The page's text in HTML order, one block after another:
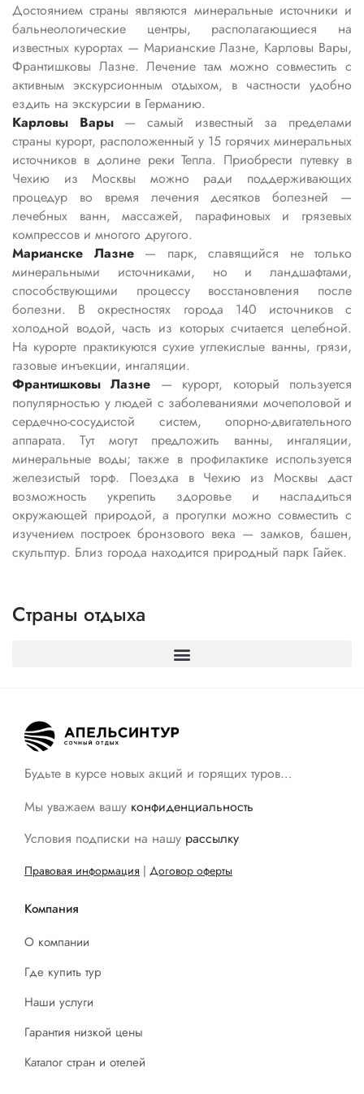
Достоянием страны являются минеральные источники и
бальнеологические центры, располагающиеся на
известных курортах — Марианские Лазне, Карловы Вары,
Франтишковы Лазне. Лечение там можно совместить с
активным экскурсионным отдыхом, в частности удобно
ездить на экскурсии в Германию.
Карловы Вары— самый известный за пределами
страны курорт, расположенный у 15 горячих минеральных
источников в долине реки Тепла. Приобрести путевку в
Чехию из Москвы можно ради поддерживающих
процедур во время лечения десятков болезней —
лечебных ванн, массажей, парафиновых и грязевых
компрессов и многого другого.
Марианске Лазне— парк, славящийся не только
минеральными источниками, но и ландшафтами,
способствующими процессу восстановления после
болезни. В окрестностях города 140 источников с
холодной водой, часть из которых считается целебной.
На курорте практикуются сухие углекислые ванны, грязи,
газовые инъекции, ингаляции.
Франтишковы Лазне — курорт, который пользуется
популярностью у людей с заболеваниями мочеполовой и
сердечно-сосудистой систем, опорно-двигательного
аппарата. Тут могут предложить ванны, ингаляции,
минеральные воды; также в профилактике используется
железистый торф. Поездка в Чехию из Москвы даст
возможность укрепить здоровье и насладиться
окружающей природой, а прогулки можно совместить с
изучением построек бронзового века — замков, башен,
скульптур. Близ города находится природный парк Гайек.
Страны отдыха
Будьте в курсе новых акций и горящих туров…
Мы уважаем вашу конфиденциальность
Условия подписки на нашу рассылку
Правовая информация | Договор оферты
Компания
О компании
Где купить тур
Наши услуги
Гарантия низкой цены
Каталог стран и отелей